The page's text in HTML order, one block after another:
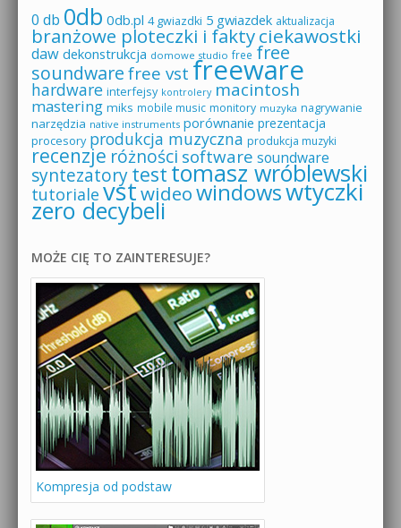
0 db 0db 0db.pl 4 gwiazdki 5 gwiazdek aktualizacja
branżowe ploteczki i faktyciekawostki
daw dekonstrukcja domowe studio free free
soundware free vst freeware
hardware interfejsy kontrolery macintosh
mastering miks mobile music monitory muzyka nagrywanie
narzędzia native instruments porównanie prezentacja
procesory produkcja muzyczna produkcja muzyki
recenzje różności software soundware
syntezatorytesttomasz wróblewski
tutoriale vstwideowindowswtyczki
zero decybeli
MOŻE CIĘ TO ZAINTERESUJE?
Kompresja od podstaw